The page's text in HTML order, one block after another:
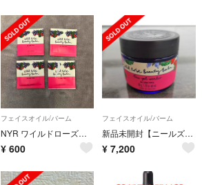
フェイスオイル/バーム
NYR ワイルドローズビューティバーム
¥ 600
フェイスオイル/バーム
新品未開封【ニールズヤード】ワイルドローズ ビューティバーム50g定約9570円
¥ 7,200